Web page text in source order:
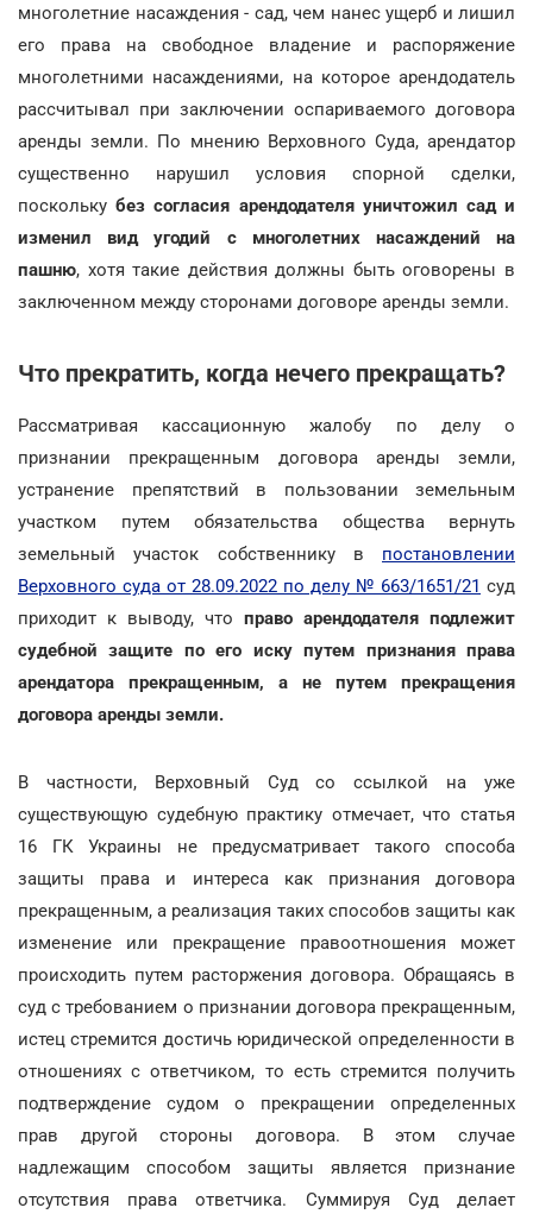
многолетние насаждения - сад, чем нанес ущерб и лишил
его права на свободное владение и распоряжение
многолетними насаждениями, на которое арендодатель
рассчитывал при заключении оспариваемого договора
аренды земли. По мнению Верховного Суда, арендатор
существенно нарушил условия спорной сделки,
посколькубез согласия арендодателя уничтожил сад и
изменил вид угодий с многолетних насаждений на
пашню, хотя такие действия должны быть оговорены в
заключенном между сторонами договоре аренды земли.
Что прекратить, когда нечего прекращать?
Рассматривая кассационную жалобу по делу о
признании прекращенным договора аренды земли,
устранение препятствий в пользовании земельным
участком путем обязательства общества вернуть
земельный участок собственнику в постановлении
Верховного суда от 28.09.2022 по делу № 663/1651/21 суд
приходит к выводу, что право арендодателя подлежит
судебной защите по его иску путем признания права
арендатора прекращенным, а не путем прекращения
договора аренды земли.
В частности, Верховный Суд со ссылкой на уже
существующую судебную практику отмечает, что статья
16 ГК Украины не предусматривает такого способа
защиты права и интереса как признания договора
прекращенным, а реализация таких способов защиты как
изменение или прекращение правоотношения может
происходить путем расторжения договора. Обращаясь в
суд с требованием о признании договора прекращенным,
истец стремится достичь юридической определенности в
отношениях с ответчиком, то есть стремится получить
подтверждение судом о прекращении определенных
прав другой стороны договора. В этом случае
надлежащим способом защиты является признание
отсутствия права ответчика. Суммируя Суд делает